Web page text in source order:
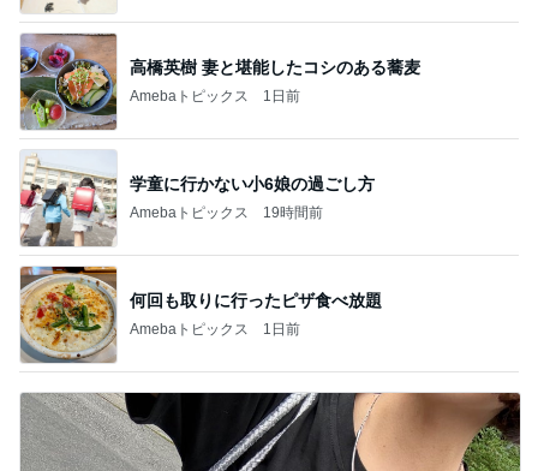
高橋英樹 妻と堪能したコシのある蕎麦
Amebaトピックス 1日前
学童に行かない小6娘の過ごし方
Amebaトピックス 19時間前
何回も取りに行ったピザ食べ放題
Amebaトピックス 1日前